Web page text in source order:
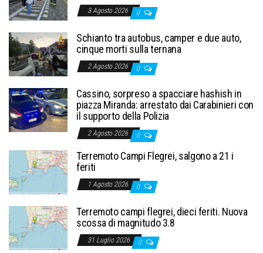
3 Agosto 2026 0
Schianto tra autobus, camper e due auto,
cinque morti sulla ternana
2 Agosto 2026 0
Cassino, sorpreso a spacciare hashish in
piazza Miranda: arrestato dai Carabinieri con
il supporto della Polizia
2 Agosto 2026 0
Terremoto Campi Flegrei, salgono a 21 i
feriti
1 Agosto 2026 0
Terremoto campi flegrei, dieci feriti. Nuova
scossa di magnitudo 3.8
31 Luglio 2026 0